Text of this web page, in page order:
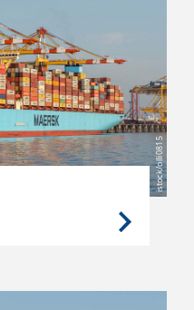
istock/olli0815